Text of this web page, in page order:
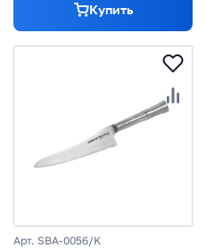
Купить
Арт. SBA-0056/K